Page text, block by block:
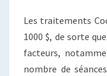
Les traitements
1000 $, de sorte
facteurs,
nombre de